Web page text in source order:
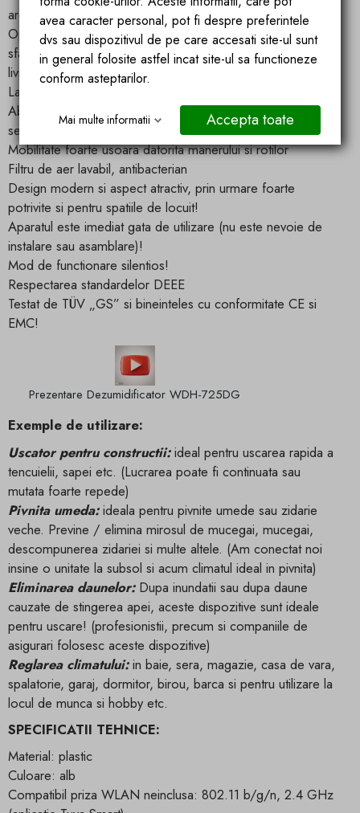
are o fereastra de vizualizare!
Optiune de conectare a unui furtun pentru drenarea fara
sfarsit a condensului (furtunul nu este inclus in pachetul de
livrare)!
Lampa de avertizare de functionare
Absolut fara intretinere / nu este necesar lichid de racire
separat sau reinnoit (circuit inchis)
Mobilitate foarte usoara datorita manerului si rotilor
Filtru de aer lavabil, antibacterian
Design modern si aspect atractiv, prin urmare foarte
potrivite si pentru spatiile de locuit!
Aparatul este imediat gata de utilizare (nu este nevoie de
instalare sau asamblare)!
Mod de functionare silentios!
Respectarea standardelor DEEE
Testat de TÜV „GS” si bineinteles cu conformitate CE si
EMC!
Prezentare Dezumidificator WDH-725DG
Exemple de utilizare:
Uscator pentru constructii:ideal pentru uscarea rapida a
tencuielii, sapei etc. (Lucrarea poate fi continuata sau
mutata foarte repede)
Pivnita umeda:ideala pentru pivnite umede sau zidarie
veche. Previne / elimina mirosul de mucegai, mucegai,
descompunerea zidariei si multe altele. (Am conectat noi
insine o unitate la subsol si acum climatul ideal in pivnita)
Eliminarea daunelor:Dupa inundatii sau dupa daune
cauzate de stingerea apei, aceste dispozitive sunt ideale
pentru uscare! (profesionistii, precum si companiile de
asigurari folosesc aceste dispozitive)
Reglarea climatului:in baie, sera, magazie, casa de vara,
spalatorie, garaj, dormitor, birou, barca si pentru utilizare la
locul de munca si hobby etc.
SPECIFICATII TEHNICE:
Material: plastic
Culoare: alb
Compatibil priza WLAN neinclusa: 802.11 b/g/n, 2.4 GHz
avea caracter personal, pot fi despre preferintele
dvs sau dispozitivul de pe care accesati site-ul sunt
in general folosite astfel incat site-ul sa functioneze
conform asteptarilor.
Mai multe informatii Accepta toate